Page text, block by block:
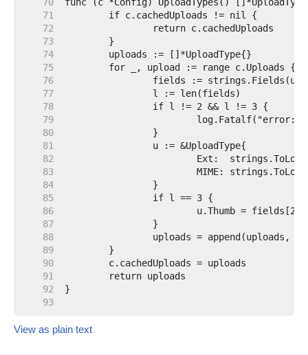
    71
    72
    73
    74
    75
    76
    77
    78
    79
    80
    81
    82
    83
    84
    85
    86
    87
    88
    89
    90
    91
    92
    93
View as plain text